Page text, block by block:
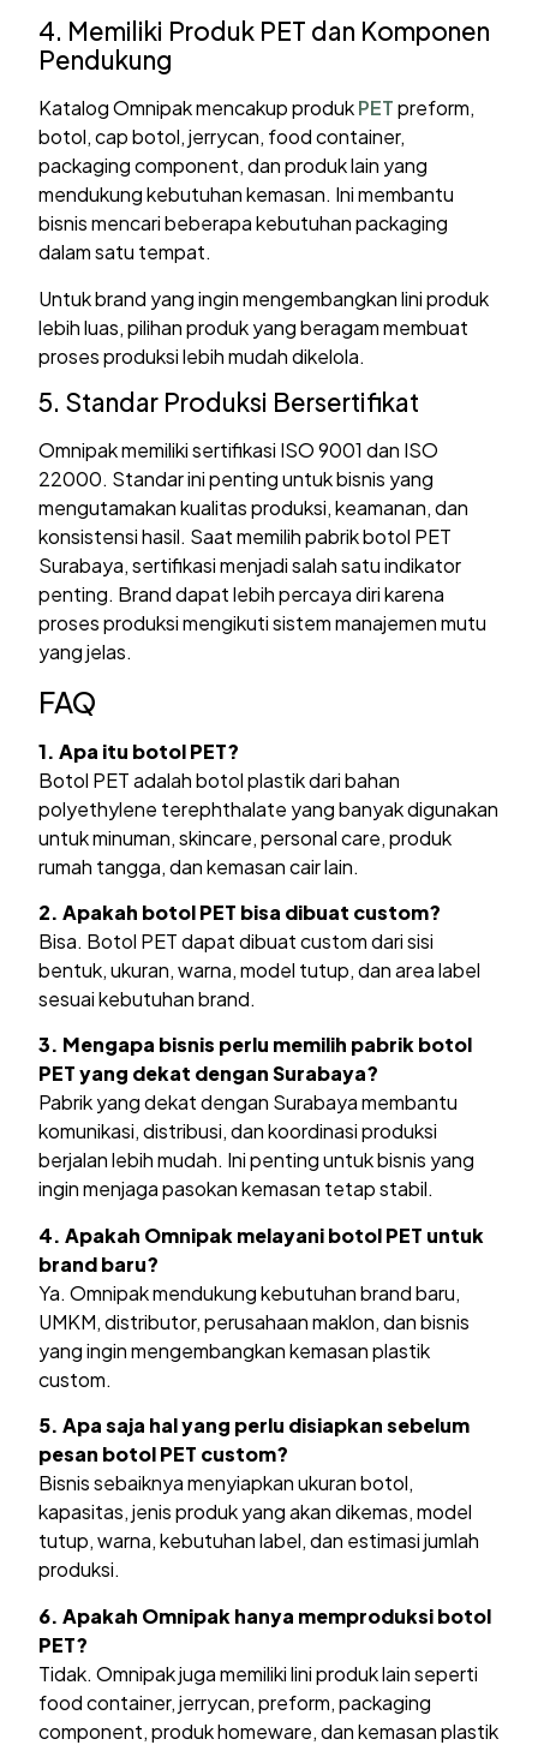
4. Memiliki Produk PET dan Komponen
Pendukung
Katalog Omnipak mencakup produkPETpreform,
botol, cap botol, jerrycan, food container,
packaging component, dan produk lain yang
mendukung kebutuhan kemasan. Ini membantu
bisnis mencari beberapa kebutuhan packaging
dalam satu tempat.
Untuk brand yang ingin mengembangkan lini produk
lebih luas, pilihan produk yang beragam membuat
proses produksi lebih mudah dikelola.
5. Standar Produksi Bersertifikat
Omnipak memiliki sertifikasi ISO 9001 dan ISO
22000. Standar ini penting untuk bisnis yang
mengutamakan kualitas produksi, keamanan, dan
konsistensi hasil. Saat memilih pabrik botol PET
Surabaya, sertifikasi menjadi salah satu indikator
penting. Brand dapat lebih percaya diri karena
proses produksi mengikuti sistem manajemen mutu
yang jelas.
FAQ
1. Apa itu botol PET?
Botol PET adalah botol plastik dari bahan
polyethylene terephthalate yang banyak digunakan
untuk minuman, skincare, personal care, produk
rumah tangga, dan kemasan cair lain.
2. Apakah botol PET bisa dibuat custom?
Bisa. Botol PET dapat dibuat custom dari sisi
bentuk, ukuran, warna, model tutup, dan area label
sesuai kebutuhan brand.
3. Mengapa bisnis perlu memilih pabrik botol
PET yang dekat dengan Surabaya?
Pabrik yang dekat dengan Surabaya membantu
komunikasi, distribusi, dan koordinasi produksi
berjalan lebih mudah. Ini penting untuk bisnis yang
ingin menjaga pasokan kemasan tetap stabil.
4. Apakah Omnipak melayani botol PET untuk
brand baru?
Ya. Omnipak mendukung kebutuhan brand baru,
UMKM, distributor, perusahaan maklon, dan bisnis
yang ingin mengembangkan kemasan plastik
custom.
5. Apa saja hal yang perlu disiapkan sebelum
pesan botol PET custom?
Bisnis sebaiknya menyiapkan ukuran botol,
kapasitas, jenis produk yang akan dikemas, model
tutup, warna, kebutuhan label, dan estimasi jumlah
produksi.
6. Apakah Omnipak hanya memproduksi botol
PET?
Tidak. Omnipak juga memiliki lini produk lain seperti
food container, jerrycan, preform, packaging
component, produk homeware, dan kemasan plastik